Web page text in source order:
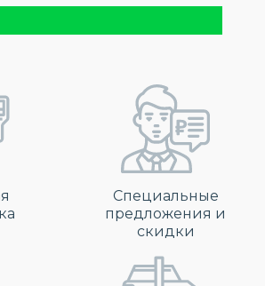
Специальные
предложения и
скидки